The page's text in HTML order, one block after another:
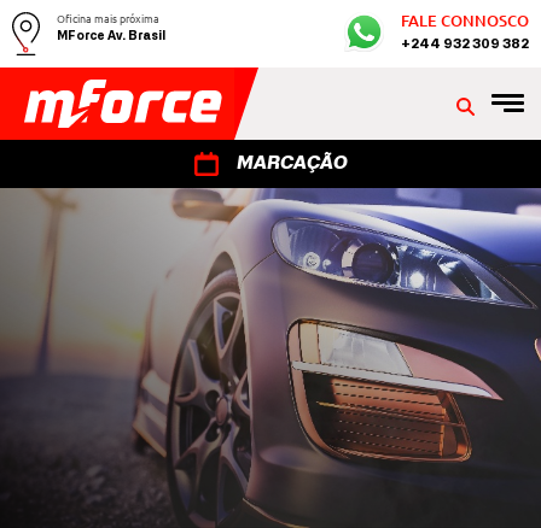
Oficina mais próxima
MForce Av. Brasil
FALE CONNOSCO
+244 932 309 382
MARCAÇÃO